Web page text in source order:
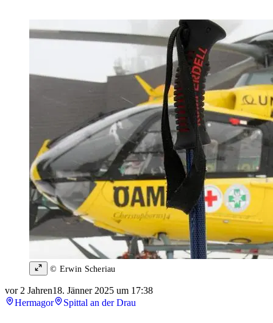
© Erwin Scheriau
vor 2 Jahren18. Jänner 2025 um 17:38
Hermagor
Spittal an der Drau